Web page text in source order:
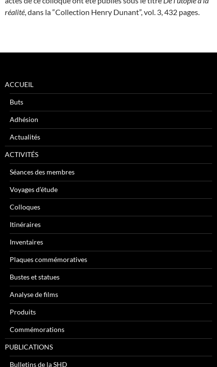
réalité, dans la “Collection Henry Dunant”, vol. 3, 432 pages.
ACCUEIL
Buts
Adhésion
Actualités
ACTIVITÉS
Séances des membres
Voyages d’étude
Colloques
Itinéraires
Inventaires
Plaques commémoratives
Bustes et statues
Analyse de films
Produits
Commémorations
PUBLICATIONS
Bulletins de la SHD